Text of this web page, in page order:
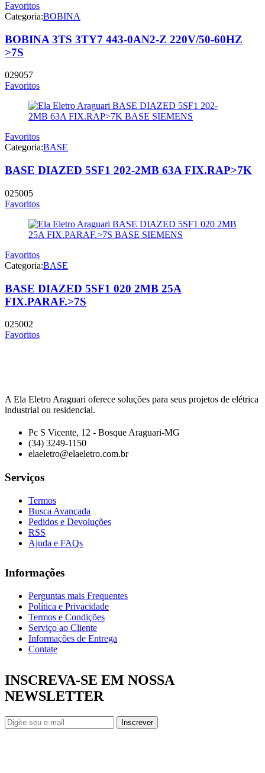
Favoritos
Categoria:BOBINA
BOBINA 3TS 3TY7 443-0AN2-Z 220V/50-60HZ
>7S
029057
Favoritos
Favoritos
Categoria:BASE
BASE DIAZED 5SF1 202-2MB 63A FIX.RAP>7K
025005
Favoritos
Favoritos
Categoria:BASE
BASE DIAZED 5SF1 020 2MB 25A
FIX.PARAF.>7S
025002
Favoritos
A Ela Eletro Araguari oferece soluções para seus projetos de elétrica
industrial ou residencial.
Pc S Vicente, 12 - Bosque Araguari-MG
(34) 3249-1150
elaeletro@elaeletro.com.br
Serviços
Termos
Busca Avançada
Pedidos e Devoluções
RSS
Ajuda e FAQs
Informações
Perguntas mais Frequentes
Política e Privacidade
Termos e Condições
Serviço ao Cliente
Informações de Entrega
Contate
INSCREVA-SE EM NOSSA
NEWSLETTER
Inscrever